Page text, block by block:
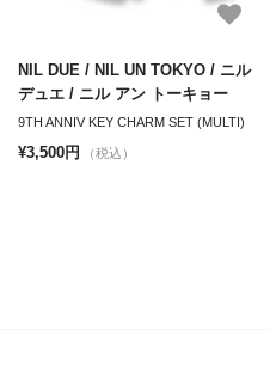
NIL DUE / NIL UN TOKYO / ニル
デュエ / ニル アン トーキョー
9TH ANNIV KEY CHARM SET (MULTI)
¥3,500円 （税込）